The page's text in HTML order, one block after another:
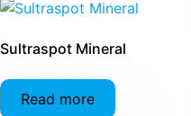
Sultraspot Mineral
Read more